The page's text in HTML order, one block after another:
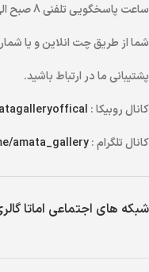
ساعت پاسخگویی تلفنی
شما از طریقچت انلاینو یا
پشتیبانی ما در ارتباط باشید.
کانال روبیکا :
کانال تلگرام :amata_gallery
شبکه های اجتماعی اماتا